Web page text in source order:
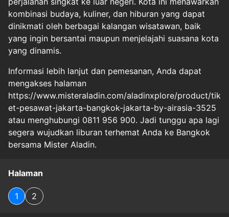
kombinasi budaya, kuliner, dan hiburan yang dapat
dinikmati oleh berbagai kalangan wisatawan, baik
yang ingin bersantai maupun menjelajahi suasana kota
yang dinamis.
Informasi lebih lanjut dan pemesanan, Anda dapat
mengakses halaman
https://www.misteraladin.com/aladinxplore/product/tik
et-pesawat-jakarta-bangkok-jakarta-by-airasia-3525
atau menghubungi 0811 956 900. Jadi tunggu apa lagi
segera wujudkan liburan terhemat Anda ke Bangkok
bersama Mister Aladin.
Halaman
1 2